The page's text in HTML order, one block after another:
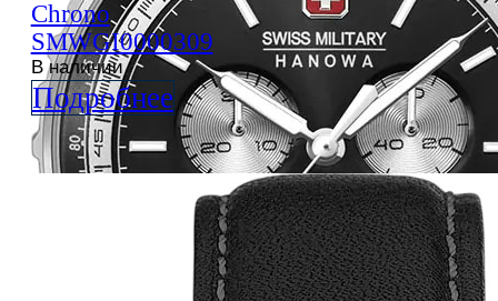
Chrono
SMWGI0000309
В наличии
Подробнее